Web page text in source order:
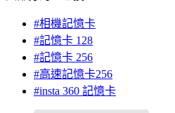
#相機記憶卡
#記憶卡 128
#記憶卡 256
#高速記憶卡256
#insta 360 記憶卡